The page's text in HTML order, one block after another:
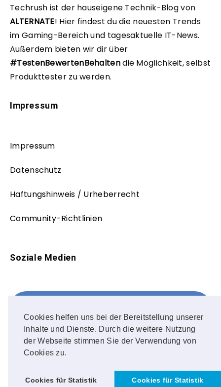
Cookies helfen uns bei der Bereitstellung unserer
Inhalte und Dienste. Durch die weitere Nutzung
der Webseite stimmen Sie der Verwendung von
Cookies zu.
Cookies für Statistik Cookies für Statistik
Techrush ist der hauseigene Technik-Blog von
ALTERNATE! Hier findest du die neuesten Trends
im Gaming-Bereich und tagesaktuelle IT-News.
Außerdem bieten wir dir über
#TestenBewertenBehaltendie Möglichkeit, selbst
Produkttester zu werden.
Impressum
Impressum
Datenschutz
Haftungshinweis / Urheberrecht
Community-Richtlinien
Soziale Medien
FOLLOW ME!
Instagram
OUR PHOTOS!